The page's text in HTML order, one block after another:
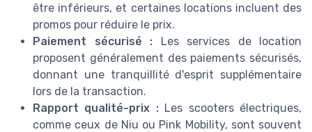
être inférieurs, et certaines locations incluent des
promos pour réduire le prix.
Paiement sécurisé : Les services de location
proposent généralement des paiements sécurisés,
donnant une tranquillité d'esprit supplémentaire
lors de la transaction.
Rapport qualité-prix :Les scooters électriques,
comme ceux de Niu ou Pink Mobility, sont souvent